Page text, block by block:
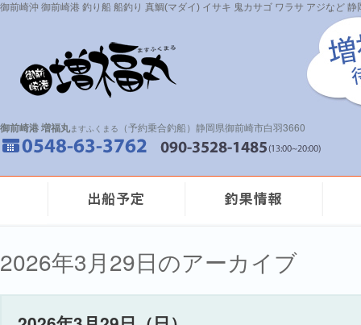
御前崎沖 御前崎港 釣り船 船釣り 真鯛(マダイ) イサキ 鬼カサゴ ワラサ アジなど
御前崎港 増福丸ますふくまる （予約乗合釣船）静岡県御前崎市白羽3660
2026年3月29日のアーカイブ